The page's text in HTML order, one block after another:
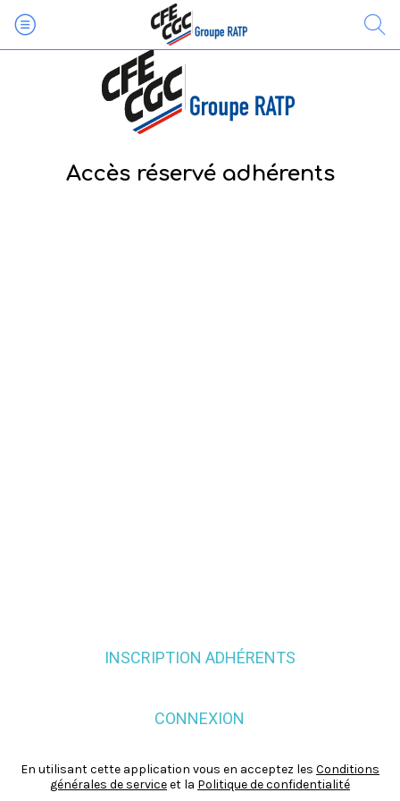
Accès réservé adhérents
INSCRIPTION ADHÉRENTS
CONNEXION
En utilisant cette application vous en acceptez les Conditions
générales de serviceet la Politique de confidentialité